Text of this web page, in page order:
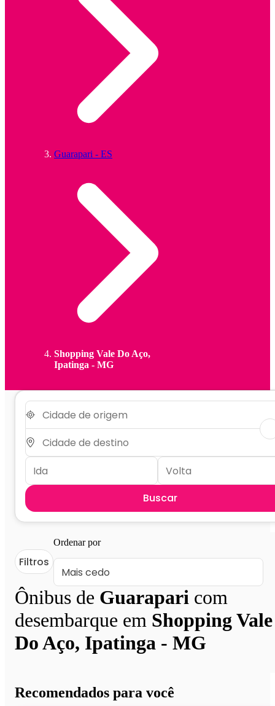
Guarapari - ES
Shopping Vale Do Aço,
Ipatinga - MG
Buscar
Ônibus de Guarapari com
desembarque em Shopping Vale
Do Aço, Ipatinga - MG
Filtros
Ordenar por
Recomendados para você